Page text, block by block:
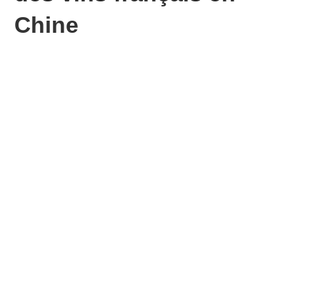
Chine